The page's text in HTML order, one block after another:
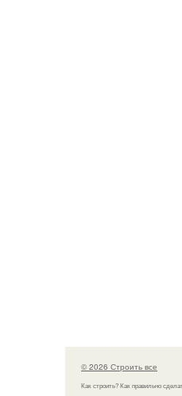
© 2026 Строить все
Как строить? Как правильно